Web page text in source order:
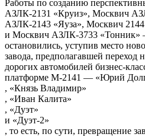
Работы по созданию
АЗЛК-2131 «Круиз», Москвич
АЗЛК-2143 «Яуза», Москвич 2144
и Москвич АЗЛК-3733 «Тонник»
остановились, уступив место
завода, предполагавшей
дорогих автомобилей бизнес-
платформе М-2141 — «Юрий
, «Князь Владимир»
, «Иван Калита»
, «Дуэт»
и «Дуэт-2»
, то есть, по сути, превращение